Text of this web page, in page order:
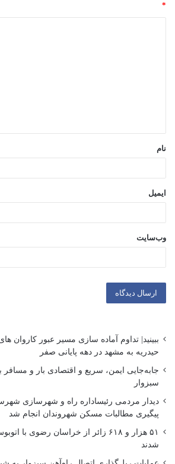
*
*
نام
ایمیل
وب‌سایت
ببینید| تداوم آماده سازی مسیر عبور کاروان
حیدریه به مشهد در دهه پایانی صفر
جابه‌جایی ایمن، سریع و اقتصادی بار و مسافر
سبزوار
دیدار مردمی رئیساداره راه و شهرسازی
پیگیری مطالبات مسکن شهروندان انجام شد
۵۱ هزار و ۶۱۸ زائر از خراسان رضوی
شدند